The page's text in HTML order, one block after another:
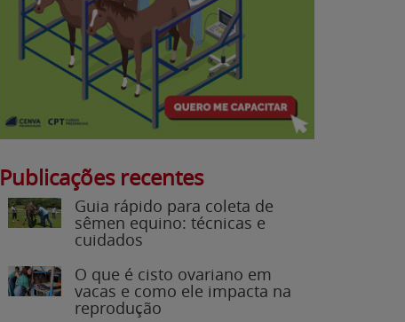
Publicações recentes
Guia rápido para coleta de
sêmen equino: técnicas e
cuidados
O que é cisto ovariano em
vacas e como ele impacta na
reprodução